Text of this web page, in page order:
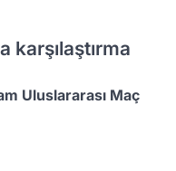
karşılaştırma
Uluslararası Maç